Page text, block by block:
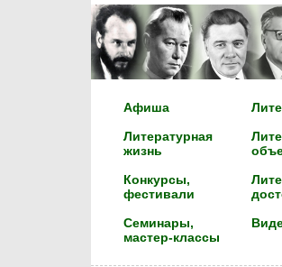
Афиша
Литературная
жизнь
Конкурсы,
фестивали
Семинары,
мастер-классы